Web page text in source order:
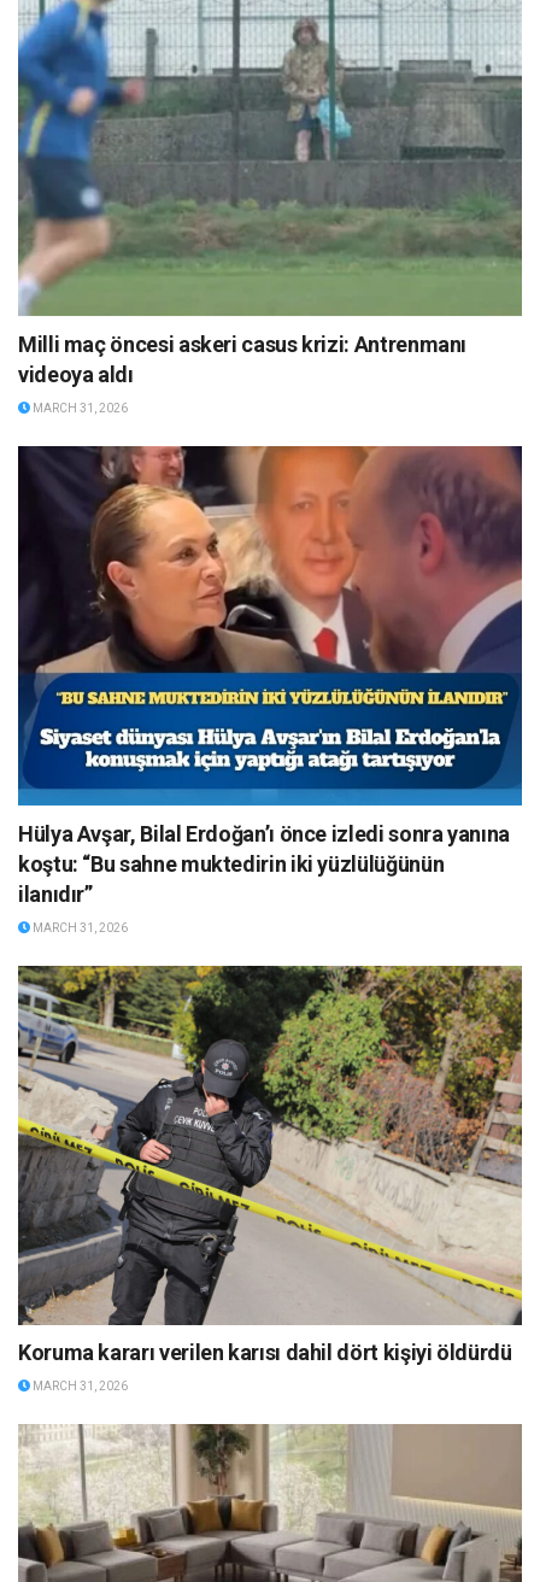
Milli maç öncesi askeri casus krizi: Antrenmanı
videoya aldı
MARCH 31, 2026
Hülya Avşar, Bilal Erdoğan’ı önce izledi sonra yanına
koştu: “Bu sahne muktedirin iki yüzlülüğünün
ilanıdır”
MARCH 31, 2026
Koruma kararı verilen karısı dahil dört kişiyi öldürdü
MARCH 31, 2026